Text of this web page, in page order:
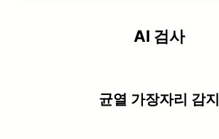
AI 검사
균열 가장자리 감지